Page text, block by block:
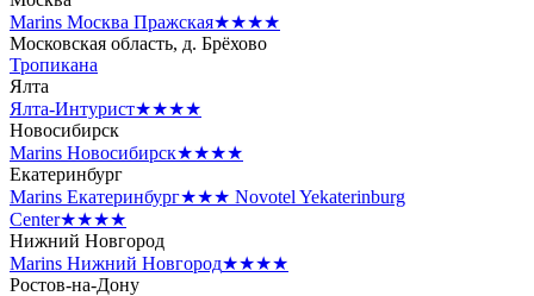
Marins Москва Пражская★★★★
Московская область, д. Брёхово
Тропикана
Ялта
Ялта-Интурист★★★★
Новосибирск
Marins Новосибирск★★★★
Екатеринбург
Marins Екатеринбург★★★ Novotel Yekaterinburg
Center★★★★
Нижний Новгород
Marins Нижний Новгород★★★★
Ростов-на-Дону